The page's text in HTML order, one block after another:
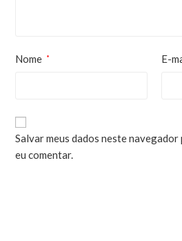
Nome * E-
Salvar meus dados neste
eu comentar.